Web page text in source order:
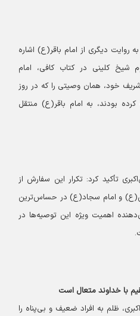
دیگری از امام باقر(ع) اشاره
کلینی در کتاب کافی، امام
خود، همان وصیتی را که در روز
بودند، به امام باقر(ع) منتقل
تأکید کرد: تکرار این سفارش از
و امام سجاد(ع) در حساس‌ترین
اهمیت ویژه این توصیه‌ها در
با خداوند متعال است
ظلم به افراد ضعیف و بی‌پناه را